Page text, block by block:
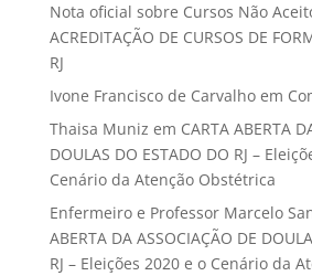
Nota oficial sobre Cursos Não
ACREDITAÇÃO DE CURSOS DE
RJ
Ivone Francisco de Carvalhoem
Thaisa Muniz em CARTA ABERTA
DOULAS DO ESTADO DO RJ –
Cenário da Atenção Obstétrica
Enfermeiro e Professor Marcelo
ABERTA DA ASSOCIAÇÃO DE
RJ – Eleições 2020 e o Cenário da